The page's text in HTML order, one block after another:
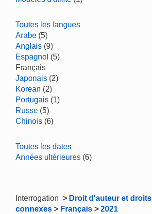
Toutes les langues
Arabe (5)
Anglais (9)
Espagnol (5)
Français
Japonais (2)
Korean (2)
Portugais (1)
Russe (5)
Chinois (6)
Toutes les dates
Années ultérieures (6)
Interrogation > Droit d'auteur et droits
connexes > Français > 2021